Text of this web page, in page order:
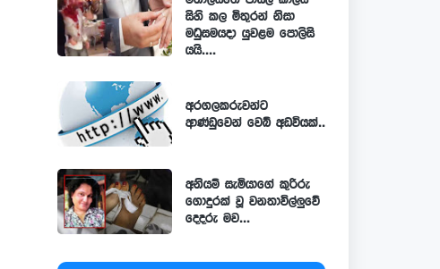
සිහි කල මිතුරන් නිසා
මධුසමයදා යුවළම පොලිසි
යයි....
අරගලකරුවන්ට
ආණ්ඩුවෙන් වෙබ් අඩවියක්..
අනියම් සැමියාගේ කුරිරු
ගොදුරක් වූ වනතාවිල්ලුවේ
දෙදරු මව...